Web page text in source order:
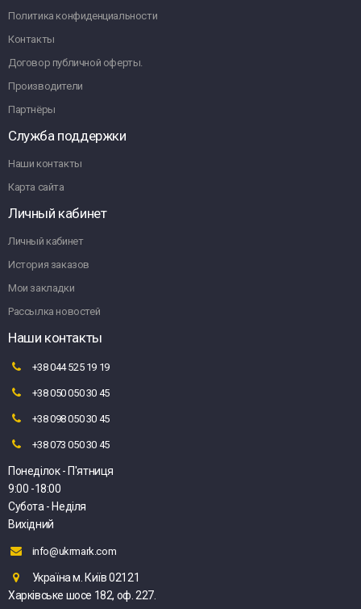
Политика конфиденциальности
Контакты
Договор публичной оферты.
Производители
Партнёры
Служба поддержки
Наши контакты
Карта сайта
Личный кабинет
Личный кабинет
История заказов
Мои закладки
Рассылка новостей
Наши контакты
+38 044 525 19 19
+38 050 050 30 45
+38 098 050 30 45
+38 073 050 30 45
Понеділок - П'ятниця
9:00 -18:00
Субота - Неділя
Вихідний
info@ukrmark.com
Україна м. Київ 02121
Харківське шосе 182, оф. 227.